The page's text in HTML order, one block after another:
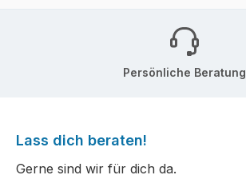
Persönliche Beratung
Lass dich beraten!
Gerne sind wir für dich da.